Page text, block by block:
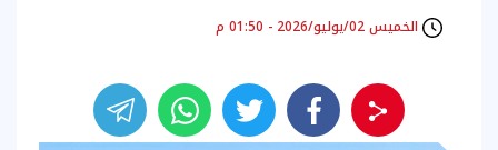
الخميس 02/يوليو/2026 - 01:50 م